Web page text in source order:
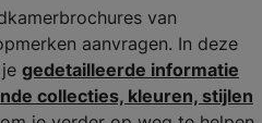
van
aanvragen. In deze
gedetailleerde informatie
collecties, kleuren, stijlen